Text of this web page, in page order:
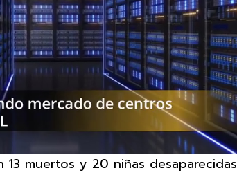
13 muertos y 20 niñas desaparecidas